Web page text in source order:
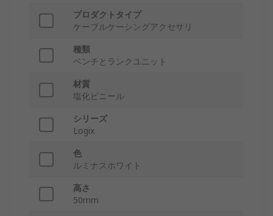
プロダクトタイプ
ケーブルケーシングアクセサリ
種類
ベンチとランクユニット
材質
塩化ビニール
シリーズ
Logix
色
ルミナスホワイト
高さ
50mm